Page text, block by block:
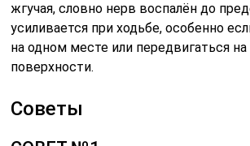
жгучая, словно нерв воспалён до
усиливается при ходьбе, особенно
на одном месте или передвигаться
поверхности.
Советы